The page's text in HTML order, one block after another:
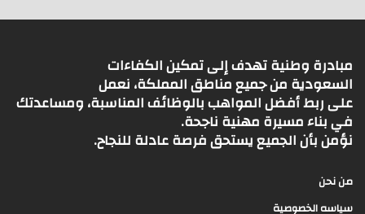
مبادرة وطنية تهدف إلى تمكين الكفاءات
السعودية من جميع مناطق المملكة، نعمل
على ربط أفضل المواهب بالوظائف المناسبة، ومساعدتك
في بناء مسيرة مهنية ناجحة.
نؤمن بأن الجميع يستحق فرصة عادلة للنجاح.
من نحن
سياسه الخصوصية